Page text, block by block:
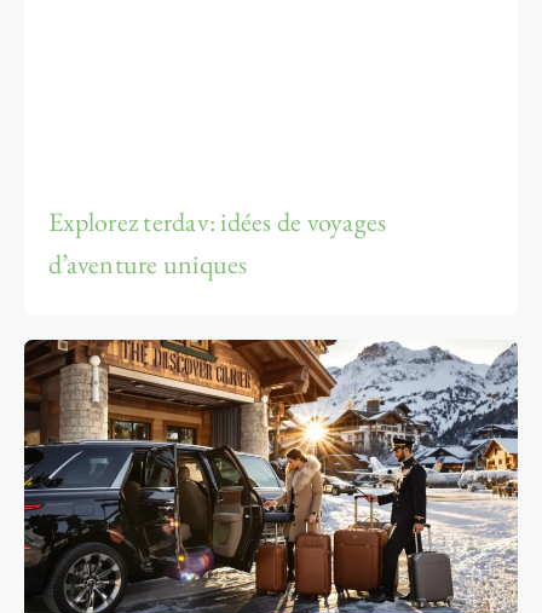
Explorez terdav: idées de voyages
d’aventure uniques